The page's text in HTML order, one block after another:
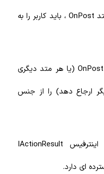
شدن فرم و پالایش اطلاعات آن در متد OnPost ، باید کاربر را به
در این حالت باید return type متد OnPost (یا هر متد دیگری
ارجاع دهد) را از جنس
به طور کلی در ASP.NET Core اینترفیس IActionResult